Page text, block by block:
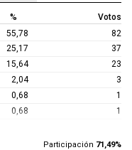
% Votos
55,78 82
25,17 37
15,64 23
2,04 3
0,68 1
0,68 1
Participación 71,49%